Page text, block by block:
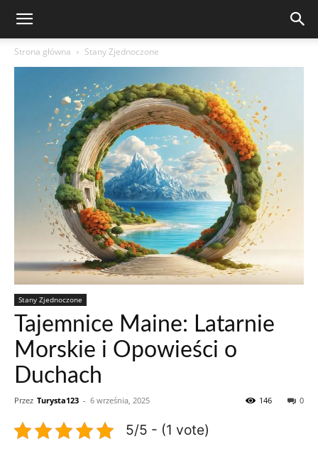
Strona główna Stany Zjednoczone
Stany Zjednoczone
Tajemnice Maine: Latarnie
Morskie i Opowieści o
Duchach
Przez Turysta123 - 6 września, 2025 0
146
5/5 - (1 vote)